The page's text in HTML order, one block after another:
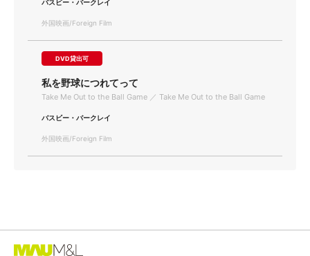
バスビー・バークレイ
外国映画/Foreign Film
DVD貸出可
私を野球につれてって
Take Me Out to the Ball Game ／ Take Me Out to the Ball Game
バスビー・バークレイ
外国映画/Foreign Film